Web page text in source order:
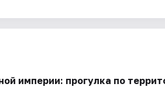
империи: прогулка по